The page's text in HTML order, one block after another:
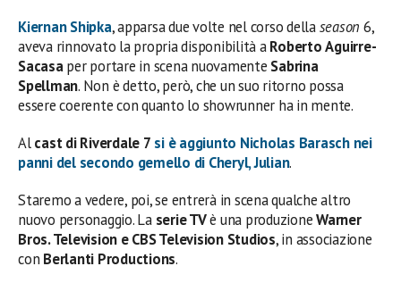
Kiernan Shipka, apparsa due volte nel corso dellaseason 6,
aveva rinnovato la propria disponibilità aRoberto Aguirre-
Sacasaper portare in scena nuovamente Sabrina
Spellman. Non è detto, però, che un suo ritorno possa
essere coerente con quanto lo showrunner ha in mente.
Alcast di Riverdale 7 si è aggiunto Nicholas Baraschnei
panni del secondo gemello di Cheryl,Julian.
Staremo a vedere, poi, se entrerà in scena qualche altro
nuovo personaggio. La serie TVè una produzioneWarner
Bros. Television e CBS Television Studios, in associazione
con Berlanti Productions.